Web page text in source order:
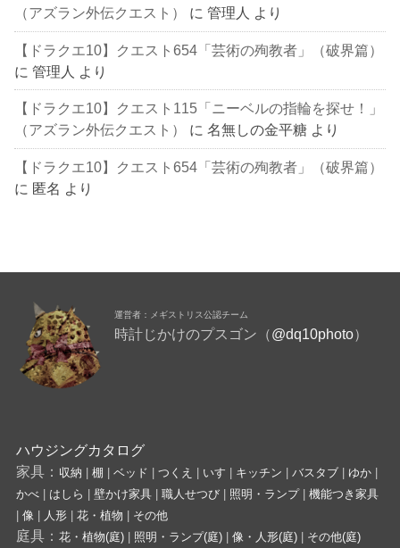
（アズラン外伝クエスト）
に管理人 より
【ドラクエ10】クエスト654「芸術の殉教者」（破界篇）
に管理人 より
【ドラクエ10】クエスト115「ニーベルの指輪を探せ！」
（アズラン外伝クエスト）
に名無しの金平糖 より
【ドラクエ10】クエスト654「芸術の殉教者」（破界篇）
に 匿名 より
運営者：メギストリス公認チーム
時計じかけのプスゴン（@dq10photo）
ハウジングカタログ
家具： 収納 棚 ベッド つくえ いす キッチン バスタブ| ゆか|
かべ| はしら 壁かけ家具| 職人せつび| 照明・ランプ| 機能つき家具
像| 人形| 花・植物 その他
庭具： 花・植物(庭)| 照明・ランプ(庭)| 像・人形(庭) その他(庭)